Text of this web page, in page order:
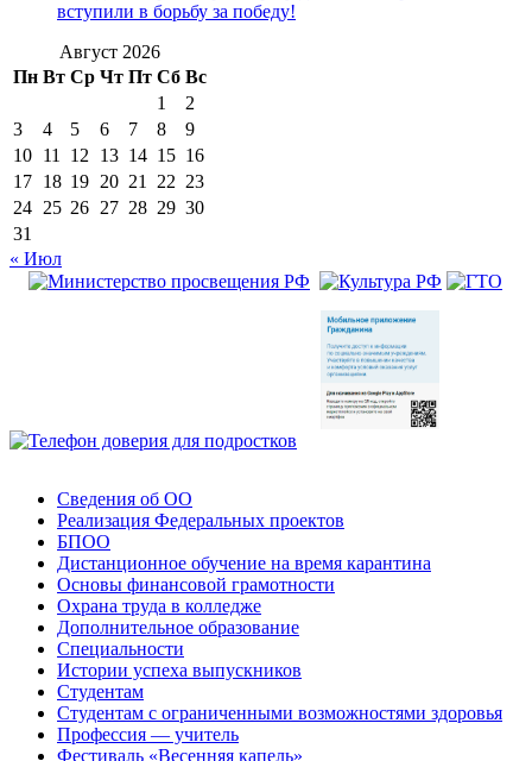
вступили в борьбу за победу!
Август 2026
Пн Вт Ср Чт Пт Сб Вс
1
2
3
4 5 6 7 8
9
10 11 12 13 14 15 16
17 18 19 20 21 22 23
24 25 26 27 28 29 30
31
« Июл
Сведения об ОО
Реализация Федеральных проектов
БПОО
Дистанционное обучение на время карантина
Основы финансовой грамотности
Охрана труда в колледже
Дополнительное образование
Специальности
Истории успеха выпускников
Студентам
Студентам с ограниченными возможностями здоровья
Профессия — учитель
Фестиваль «Весенняя капель»